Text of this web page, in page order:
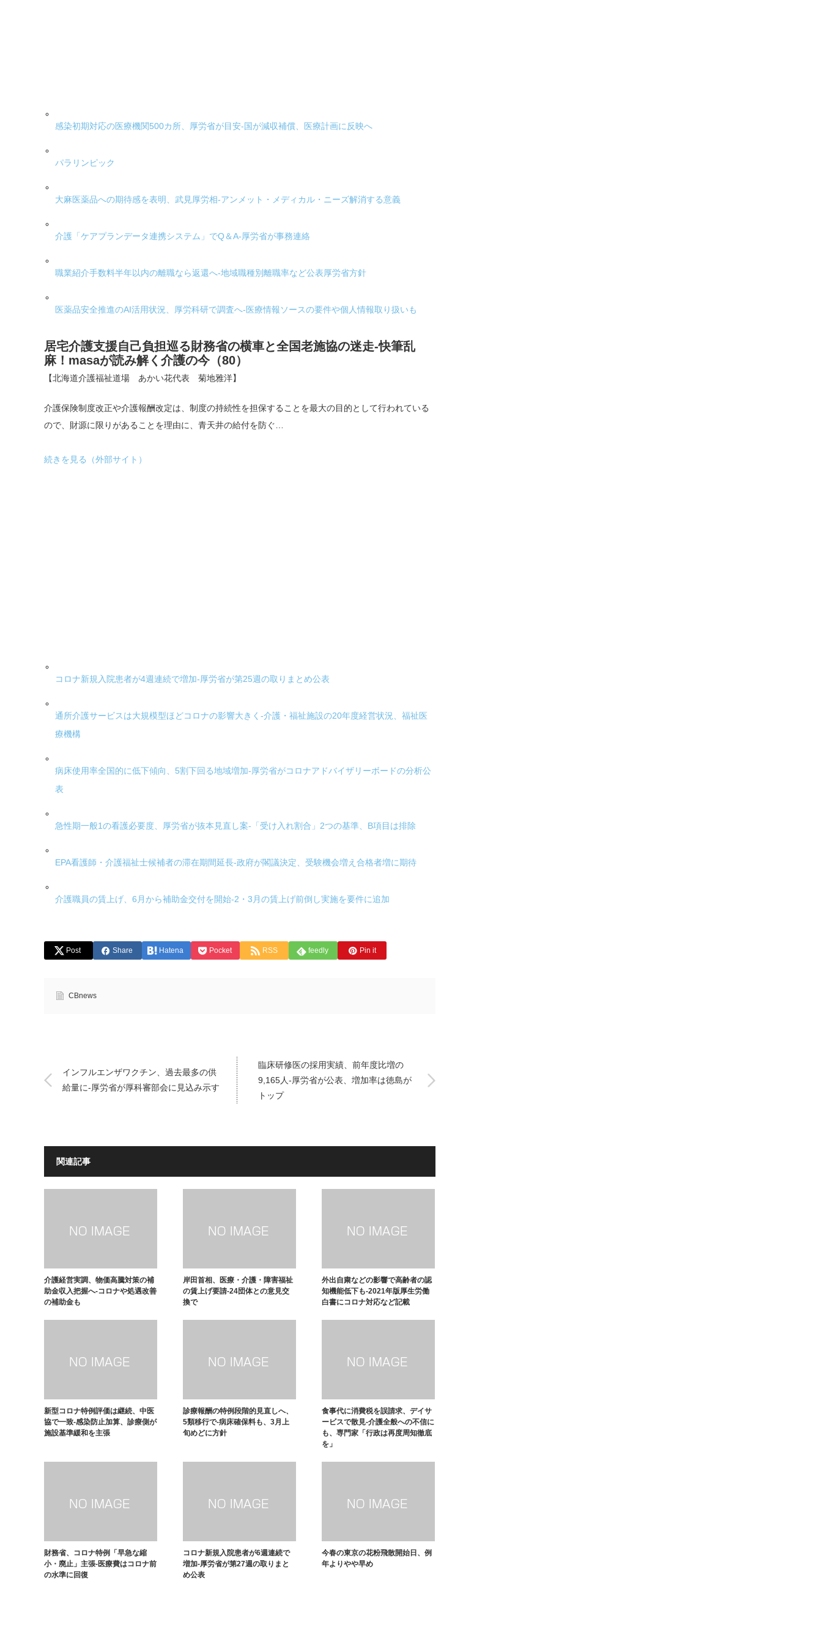
感染初期対応の医療機関500カ所、厚労省が目安-国が減収補償、医療計画に反映へ
パラリンピック
大麻医薬品への期待感を表明、武見厚労相-アンメット・メディカル・ニーズ解消する意義
介護「ケアプランデータ連携システム」でQ＆A-厚労省が事務連絡
職業紹介手数料半年以内の離職なら返還へ-地域職種別離職率など公表厚労省方針
医薬品安全推進のAI活用状況、厚労科研で調査へ-医療情報ソースの要件や個人情報取り扱いも
居宅介護支援自己負担巡る財務省の横車と全国老施協の迷走-快筆乱
麻！masaが読み解く介護の今（80）
【北海道介護福祉道場 あかい花代表 菊地雅洋】
介護保険制度改正や介護報酬改定は、制度の持続性を担保することを最大の目的として行われている
ので、財源に限りがあることを理由に、青天井の給付を防ぐ…
続きを見る（外部サイト）
コロナ新規入院患者が4週連続で増加-厚労省が第25週の取りまとめ公表
通所介護サービスは大規模型ほどコロナの影響大きく-介護・福祉施設の20年度経営状況、福祉医
療機構
病床使用率全国的に低下傾向、5割下回る地域増加-厚労省がコロナアドバイザリーボードの分析公
表
急性期一般1の看護必要度、厚労省が抜本見直し案-「受け入れ割合」2つの基準、B項目は排除
EPA看護師・介護福祉士候補者の滞在期間延長-政府が閣議決定、受験機会増え合格者増に期待
介護職員の賃上げ、6月から補助金交付を開始-2・3月の賃上げ前倒し実施を要件に追加
Post Share Hatena Pocket RSS feedly Pin it
CBnews
インフルエンザワクチン、過去最多の供
給量に-厚労省が厚科審部会に見込み示す
臨床研修医の採用実績、前年度比増の
9,165人-厚労省が公表、増加率は徳島が
トップ
関連記事
介護経営実調、物価高騰対策の補
助金収入把握へ-コロナや処遇改善
の補助金も
岸田首相、医療・介護・障害福祉
の賃上げ要請-24団体との意見交
換で
外出自粛などの影響で高齢者の認
知機能低下も-2021年版厚生労働
白書にコロナ対応など記載
新型コロナ特例評価は継続、中医
協で一致-感染防止加算、診療側が
施設基準緩和を主張
診療報酬の特例段階的見直しへ、
5類移行で-病床確保料も、3月上
旬めどに方針
食事代に消費税を誤請求、デイサ
ービスで散見-介護全般への不信に
も、専門家「行政は再度周知徹底
を」
財務省、コロナ特例「早急な縮
小・廃止」主張-医療費はコロナ前
の水準に回復
コロナ新規入院患者が6週連続で
増加-厚労省が第27週の取りまと
め公表
今春の東京の花粉飛散開始日、例
年よりやや早め